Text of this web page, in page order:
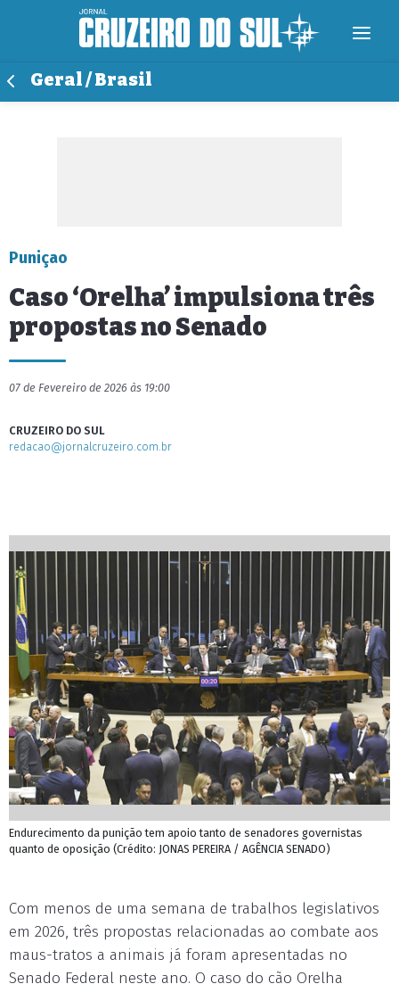
Geral / Brasil
Puniçao
Caso ‘Orelha’ impulsiona três
propostas no Senado
07 de Fevereiro de 2026 às 19:00
CRUZEIRO DO SUL
redacao@jornalcruzeiro.com.br
Endurecimento da punição tem apoio tanto de senadores governistas
quanto de oposição (Crédito: JONAS PEREIRA / AGÊNCIA SENADO)
Com menos de uma semana de trabalhos legislativos
em 2026, três propostas relacionadas ao combate aos
maus-tratos a animais já foram apresentadas no
Senado Federal neste ano. O caso do cão Orelha